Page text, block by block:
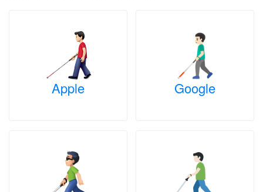
Apple Google